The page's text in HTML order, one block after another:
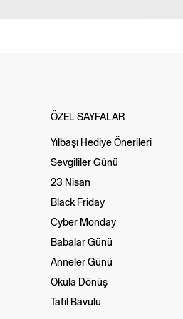
ÖZEL SAYFALAR
Yılbaşı Hediye Önerileri
Sevgililer Günü
23 Nisan
Black Friday
Cyber Monday
Babalar Günü
Anneler Günü
Okula Dönüş
Tatil Bavulu